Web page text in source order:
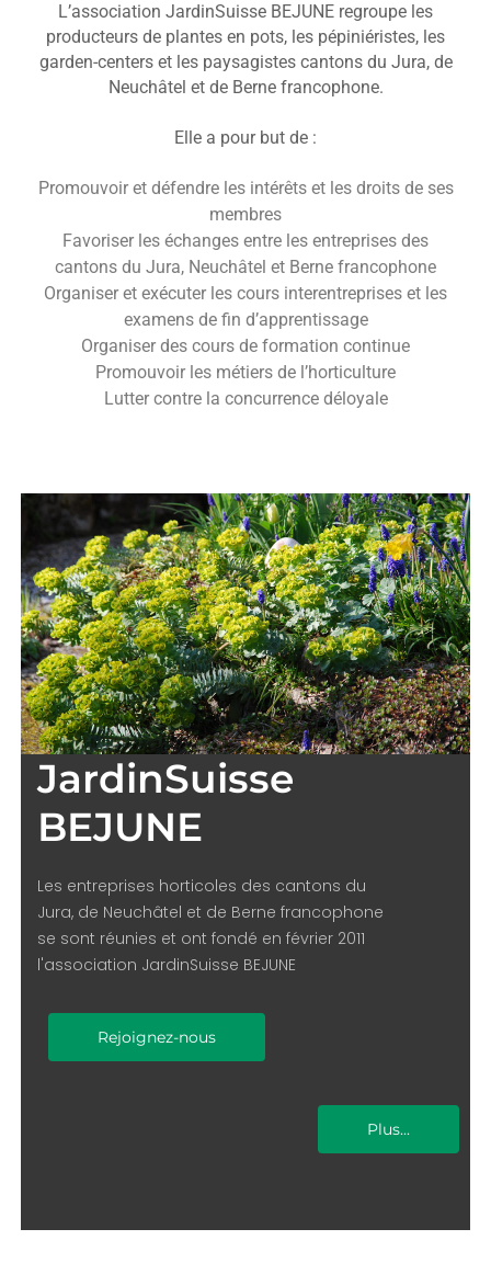
L’association JardinSuisse BEJUNE regroupe les
producteurs de plantes en pots, les pépiniéristes, les
garden-centers et les paysagistes cantons du Jura, de
Neuchâtel et de Berne francophone.
Elle a pour but de :
Promouvoir et défendre les intérêts et les droits de ses
membres
Favoriser les échanges entre les entreprises des
cantons du Jura, Neuchâtel et Berne francophone
Organiser et exécuter les cours interentreprises et les
examens de fin d’apprentissage
Organiser des cours de formation continue
Promouvoir les métiers de l’horticulture
Lutter contre la concurrence déloyale
JardinSuisse
BEJUNE
Les entreprises horticoles des cantons du
Jura, de Neuchâtel et de Berne francophone
se sont réunies et ont fondé en février 2011
l'association JardinSuisse BEJUNE
Rejoignez-nous
Plus...